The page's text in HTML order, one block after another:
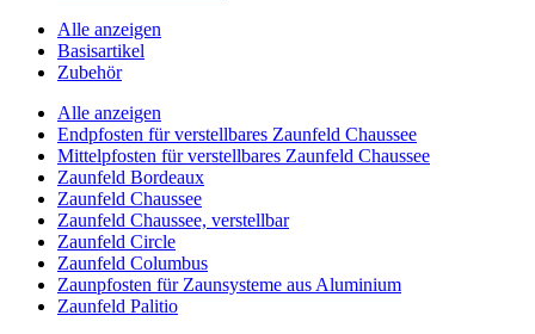
Alle anzeigen
Basisartikel
Zubehör
Alle anzeigen
Endpfosten für verstellbares Zaunfeld Chaussee
Mittelpfosten für verstellbares Zaunfeld Chaussee
Zaunfeld Bordeaux
Zaunfeld Chaussee
Zaunfeld Chaussee, verstellbar
Zaunfeld Circle
Zaunfeld Columbus
Zaunpfosten für Zaunsysteme aus Aluminium
Zaunfeld Palitio